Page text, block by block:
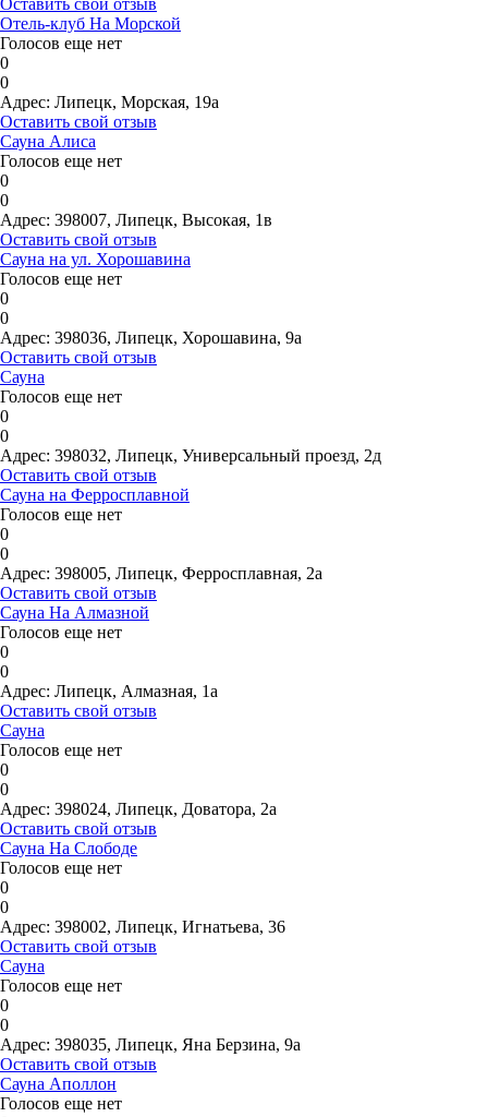
Оставить свой отзыв
Отель-клуб На Морской
Голосов еще нет
0
0
Адрес: Липецк, Морская, 19а
Оставить свой отзыв
Сауна Алиса
Голосов еще нет
0
0
Адрес: 398007, Липецк, Высокая, 1в
Оставить свой отзыв
Сауна на ул. Хорошавина
Голосов еще нет
0
0
Адрес: 398036, Липецк, Хорошавина, 9а
Оставить свой отзыв
Сауна
Голосов еще нет
0
0
Адрес: 398032, Липецк, Универсальный проезд, 2д
Оставить свой отзыв
Сауна на Ферросплавной
Голосов еще нет
0
0
Адрес: 398005, Липецк, Ферросплавная, 2а
Оставить свой отзыв
Сауна На Алмазной
Голосов еще нет
0
0
Адрес: Липецк, Алмазная, 1а
Оставить свой отзыв
Сауна
Голосов еще нет
0
0
Адрес: 398024, Липецк, Доватора, 2а
Оставить свой отзыв
Сауна На Слободе
Голосов еще нет
0
0
Адрес: 398002, Липецк, Игнатьева, 36
Оставить свой отзыв
Сауна
Голосов еще нет
0
0
Адрес: 398035, Липецк, Яна Берзина, 9а
Оставить свой отзыв
Сауна Аполлон
Голосов еще нет